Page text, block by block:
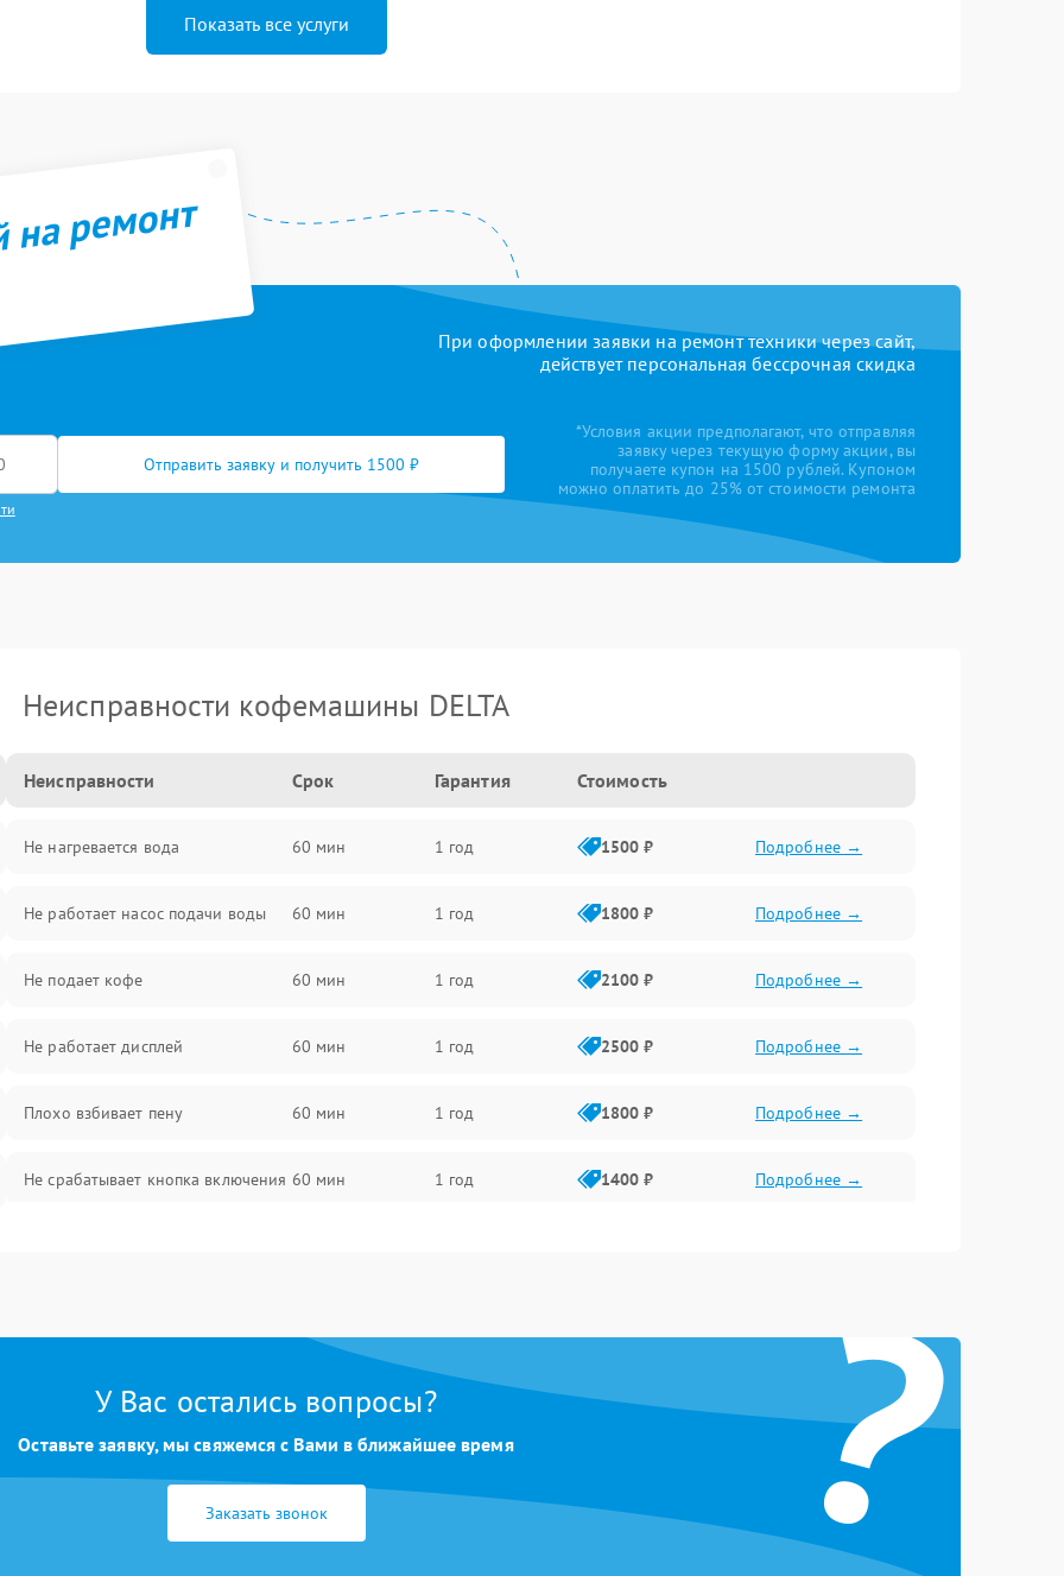
Показать все услуги
ремонт
При оформлении заявки на ремонт техники через сайт,
действует персональная бессрочная скидка
Отправить заявку и получить 1500 ₽
*Условия акции предполагают, что отправляя
заявку через текущую форму акции, вы
получаете купон на 1500 рублей. Купоном
можно оплатить до 25% от стоимости ремонта
Неисправности кофемашины DELTA
Неисправности Срок Гарантия Стоимость
Не нагревается вода 60 мин 1 год 1500 ₽ Подробнее →
Не работает насос подачи воды 60 мин 1 год 1800 ₽ Подробнее →
Не подает кофе 60 мин 1 год 2100 ₽ Подробнее →
Не работает дисплей 60 мин 1 год 2500 ₽ Подробнее →
Плохо взбивает пену 60 мин 1 год 1800 ₽ Подробнее →
Не срабатывает кнопка включения 60 мин 1 год 1400 ₽ Подробнее →
?
У Вас остались вопросы?
Оставьте заявку, мы свяжемся с Вами в ближайшее время
Заказать звонок